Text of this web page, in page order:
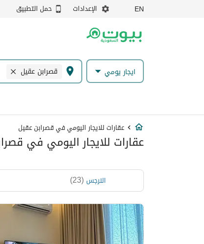
EN الإعدادات حمل التطبيق
ايجار يومي قصرابن عقيل
عقارات للايجار اليومي في قصرابن عقيل
عقارات للايجار اليومي في
النرجس(
23
)